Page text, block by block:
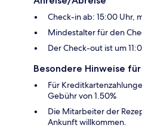
Check-in ab: 15:00 Uhr,
Mindestalter für den
Der Check-out ist um
Besondere Hinweise
Für
Gebühr von 1.50%
Die Mitarbeiter der
Ankunft willkommen.